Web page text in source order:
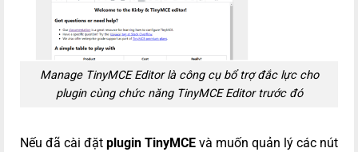
Manage TinyMCE Editor là công cụ bổ trợ đắc lực cho
plugin cùng chức năng TinyMCE Editor trước đó
Nếu đã cài đặt plugin TinyMCE và muốn quản lý các nút